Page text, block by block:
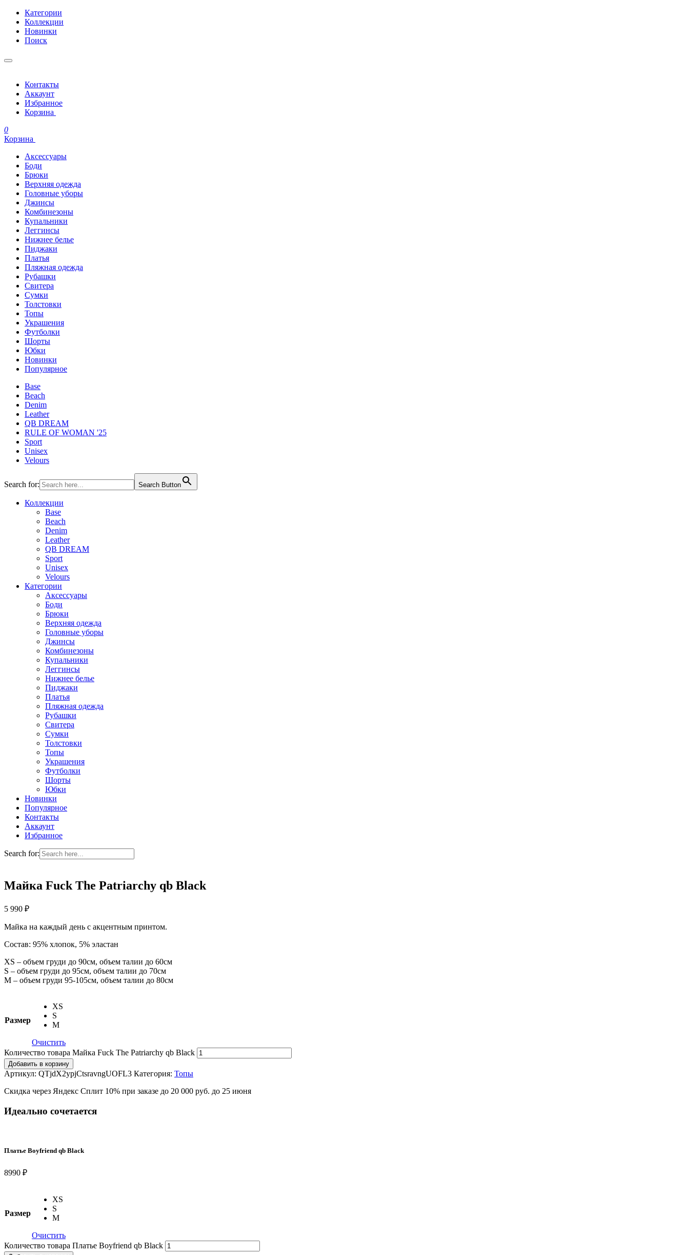
Категории
Коллекции
Новинки
Поиск
Контакты
Аккаунт
Избранное
Корзина
0
Корзина
Аксессуары
Боди
Брюки
Верхняя одежда
Головные уборы
Джинсы
Комбинезоны
Купальники
Леггинсы
Нижнее белье
Пиджаки
Платья
Пляжная одежда
Рубашки
Свитера
Сумки
Толстовки
Топы
Украшения
Футболки
Шорты
Юбки
Новинки
Популярное
Base
Beach
Denim
Leather
QB DREAM
RULE OF WOMAN '25
Sport
Unisex
Velours
Search for: Search Button
Коллекции
Base
Beach
Denim
Leather
QB DREAM
Sport
Unisex
Velours
Категории
Аксессуары
Боди
Брюки
Верхняя одежда
Головные уборы
Джинсы
Комбинезоны
Купальники
Леггинсы
Нижнее белье
Пиджаки
Платья
Пляжная одежда
Рубашки
Свитера
Сумки
Толстовки
Топы
Украшения
Футболки
Шорты
Юбки
Новинки
Популярное
Контакты
Аккаунт
Избранное
Search for:
Майка Fuck The Patriarchy qb Black
5 990 ₽
Майка на каждый день с акцентным принтом.
Состав: 95% хлопок, 5% эластан
XS – объем груди до 90см, объем талии до 60см
S – объем груди до 95см, объем талии до 70см
М – объем груди 95-105см, объем талии до 80см
Размер
XS
S
M
Очистить
Количество товара Майка Fuck The Patriarchy qb Black
Добавить в корзину
Артикул: QTjdX2ypjCtsravngUOFL3 Категория: Топы
Скидка через Яндекс Сплит 10% при заказе до 20 000 руб. до 25 июня
Идеально сочетается
Платье Boyfriend qb Black
8990 ₽
Размер
XS
S
M
Очистить
Количество товара Платье Boyfriend qb Black